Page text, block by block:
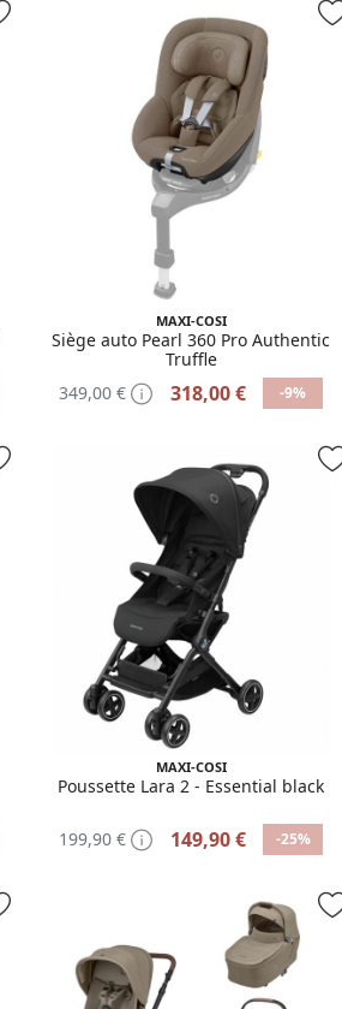
MAXI-COSI
Siège auto Pearl 360 Pro Authentic
Truffle
349,00 €
318,00 € -9%
MAXI-COSI
Poussette Lara 2 - Essential black
199,90 € 149,90 € -25%